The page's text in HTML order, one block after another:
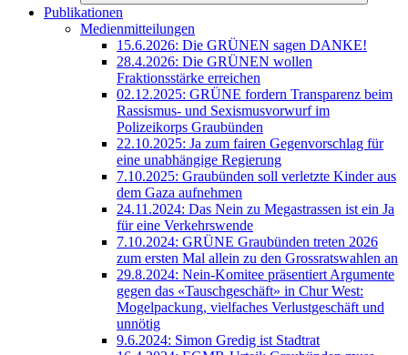
Publikationen
Medienmitteilungen
15.6.2026: Die GRÜNEN sagen DANKE!
28.4.2026: Die GRÜNEN wollen
Fraktionsstärke erreichen
02.12.2025: GRÜNE fordern Transparenz beim
Rassismus- und Sexismusvorwurf im
Polizeikorps Graubünden
22.10.2025: Ja zum fairen Gegenvorschlag für
eine unabhängige Regierung
7.10.2025: Graubünden soll verletzte Kinder aus
dem Gaza aufnehmen
24.11.2024: Das Nein zu Megastrassen ist ein Ja
für eine Verkehrswende
7.10.2024: GRÜNE Graubünden treten 2026
zum ersten Mal allein zu den Grossratswahlen an
29.8.2024: Nein-Komitee präsentiert Argumente
gegen das «Tauschgeschäft» in Chur West:
Mogelpackung, vielfaches Verlustgeschäft und
unnötig
9.6.2024: Simon Gredig ist Stadtrat